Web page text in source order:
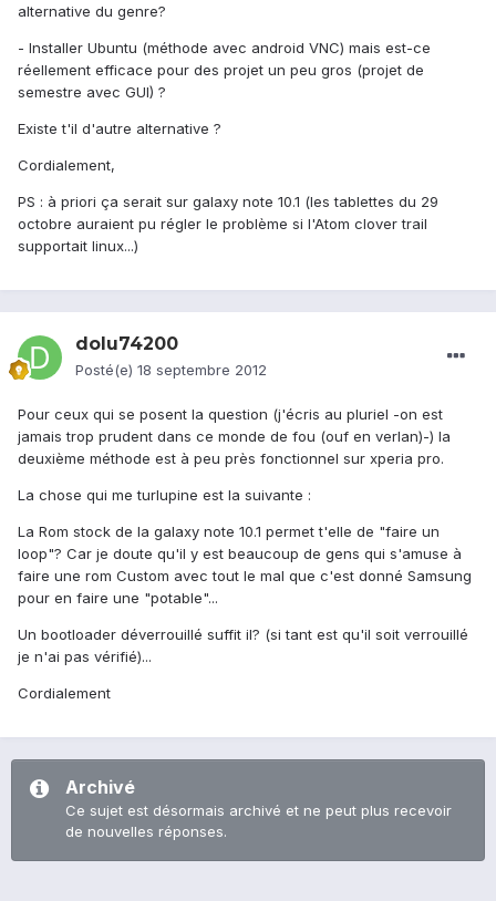
alternative du genre?
- Installer Ubuntu (méthode avec android VNC) mais est-ce
réellement efficace pour des projet un peu gros (projet de
semestre avec GUI) ?
Existe t'il d'autre alternative ?
Cordialement,
PS : à priori ça serait sur galaxy note 10.1 (les tablettes du 29
octobre auraient pu régler le problème si l'Atom clover trail
supportait linux...)
dolu74200
Posté(e) 18 septembre 2012
Pour ceux qui se posent la question (j'écris au pluriel -on est
jamais trop prudent dans ce monde de fou (ouf en verlan)-) la
deuxième méthode est à peu près fonctionnel sur xperia pro.
La chose qui me turlupine est la suivante :
La Rom stock de la galaxy note 10.1 permet t'elle de "faire un
loop"? Car je doute qu'il y est beaucoup de gens qui s'amuse à
faire une rom Custom avec tout le mal que c'est donné Samsung
pour en faire une "potable"...
Un bootloader déverrouillé suffit il? (si tant est qu'il soit verrouillé
je n'ai pas vérifié)...
Cordialement
Archivé
Ce sujet est désormais archivé et ne peut plus recevoir
de nouvelles réponses.